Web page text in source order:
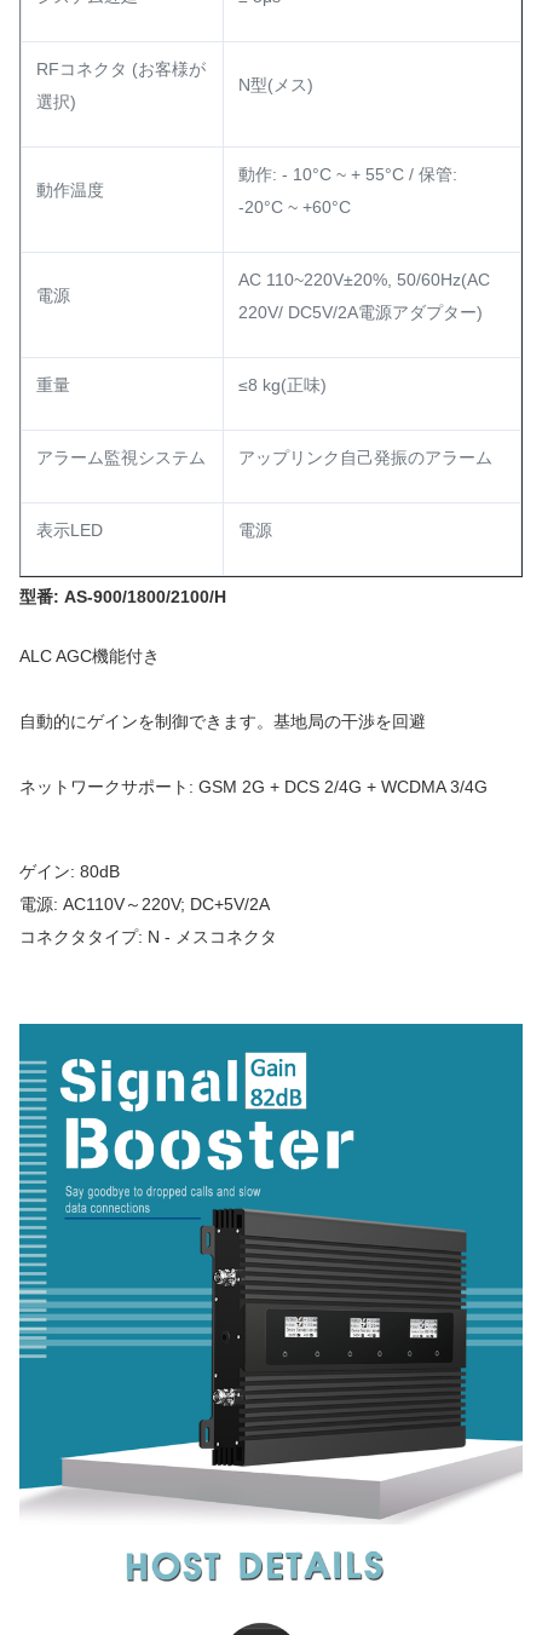
RFコネクタ (お客様が
選択)
N型(メス)
動作温度
動作: - 10°C ~ + 55°C / 保管:
-20°C ~ +60°C
電源
AC 110~220V±20%, 50/60Hz(AC
220V/ DC5V/2A電源アダプター)
重量 ≤8 kg(正味)
アラーム監視システム アップリンク自己発振のアラーム
表示LED 電源
型番: AS-900/1800/2100/H
ALC AGC機能付き
自動的にゲインを制御できます。基地局の干渉を回避
ネットワークサポート: GSM 2G + DCS 2/4G + WCDMA 3/4G
ゲイン: 80dB
電源: AC110V～220V; DC+5V/2A
コネクタタイプ: N - メスコネクタ